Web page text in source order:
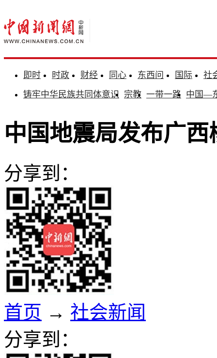
即时 时政 财经 同心 东西问 国际
社
铸牢中华民族共同体意识 宗教 一带一路 中国—
中国地震局发布广
分享到：
首页 → 社会新闻
分享到：